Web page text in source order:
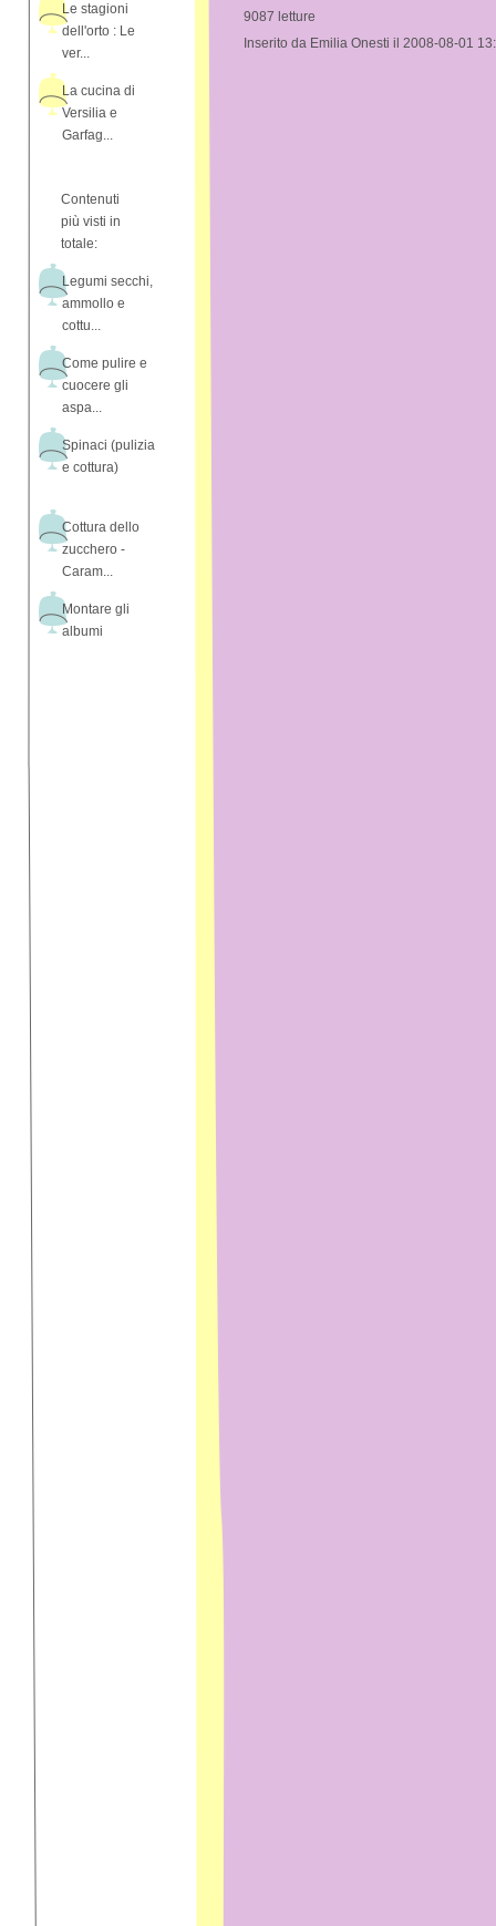
Le stagioni
dell'orto : Le
ver...
La cucina di
Versilia e
Garfag...
Contenuti
più visti in
totale:
Legumi secchi,
ammollo e
cottu...
Come pulire e
cuocere gli
aspa...
Spinaci (pulizia
e cottura)
Cottura dello
zucchero -
Caram...
Montare gli
albumi
9087 letture
Inserito da Emilia Onesti il 2008-08-01